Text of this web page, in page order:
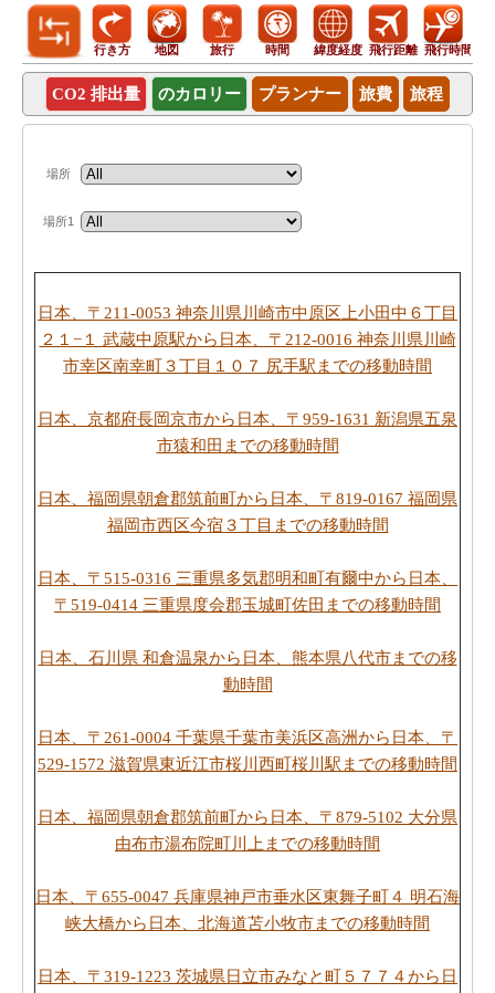
行き方 地図 旅行 時間 緯度経度 飛行距離 飛行時間
CO2 排出量 のカロリー プランナー 旅費 旅程
場所
場所1
日本、〒211-0053 神奈川県川崎市中原区上小田中６丁目
２１−１ 武蔵中原駅から日本、〒212-0016 神奈川県川崎
市幸区南幸町３丁目１０７ 尻手駅までの移動時間
日本、京都府長岡京市から日本、〒959-1631 新潟県五泉
市猿和田までの移動時間
日本、福岡県朝倉郡筑前町から日本、〒819-0167 福岡県
福岡市西区今宿３丁目までの移動時間
日本、〒515-0316 三重県多気郡明和町有爾中から日本、
〒519-0414 三重県度会郡玉城町佐田までの移動時間
日本、石川県 和倉温泉から日本、熊本県八代市までの移
動時間
日本、〒261-0004 千葉県千葉市美浜区高洲から日本、〒
529-1572 滋賀県東近江市桜川西町桜川駅までの移動時間
日本、福岡県朝倉郡筑前町から日本、〒879-5102 大分県
由布市湯布院町川上までの移動時間
日本、〒655-0047 兵庫県神戸市垂水区東舞子町４ 明石海
峡大橋から日本、北海道苫小牧市までの移動時間
日本、〒319-1223 茨城県日立市みなと町５７７４から日